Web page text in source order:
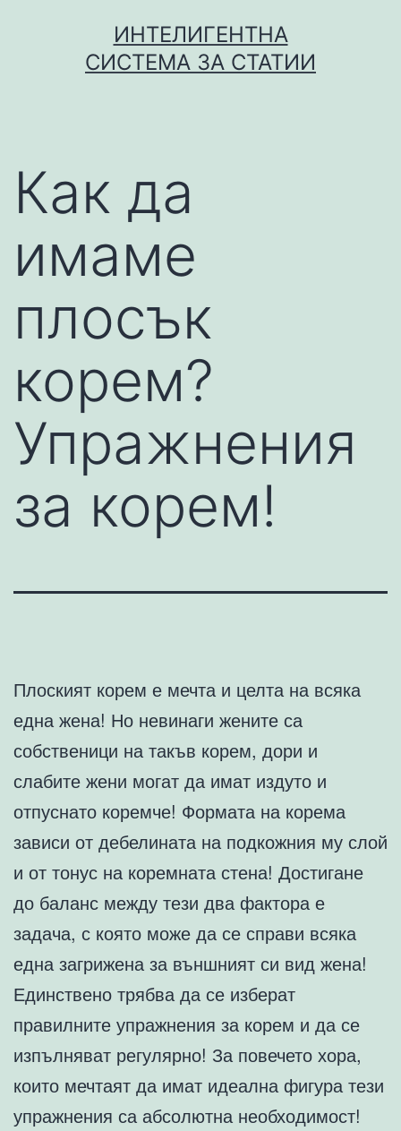
ИНТЕЛИГЕНТНА
СИСТЕМА ЗА СТАТИИ
Как да
имаме
плосък
корем?
Упражнения
за корем!
Плоският корем е мечта и целта на всяка
една жена! Но невинаги жените са
собственици на такъв корем, дори и
слабите жени могат да имат издуто и
отпуснато коремче! Формата на корема
зависи от дебелината на подкожния му слой
и от тонус на коремната стена! Достигане
до баланс между тези два фактора е
задача, с която може да се справи всяка
една загрижена за външният си вид жена!
Единствено трябва да се изберат
правилните упражнения за корем и да се
изпълняват регулярно! За повечето хора,
които мечтаят да имат идеална фигура тези
упражнения са абсолютна необходимост!